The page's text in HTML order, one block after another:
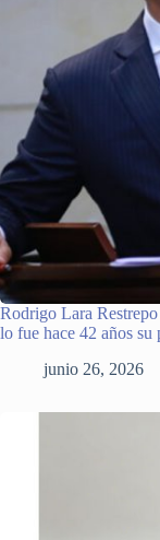
Rodrigo Lara
lo fue hace 42 años
junio 26, 2026